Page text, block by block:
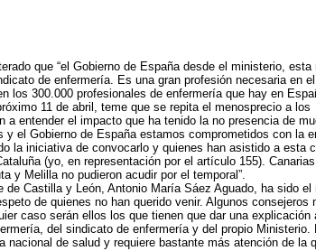
que “el Gobierno de España desde el ministerio, esta
de enfermería. Es una gran profesión necesaria en
los 300.000 profesionales de enfermería que hay en
11 de abril, teme que se repita el menosprecio a los
entender el impacto que ha tenido la no presencia de
el Gobierno de España estamos comprometidos con la
la iniciativa de convocarlo y quienes han asistido a esta
(yo, en representación por el artículo 155).
y Melilla no pudieron acudir por el temporal”.
Castilla y León, Antonio María Sáez Aguado, ha sido el
de quienes no han querido venir. Algunos consejeros
caso serán ellos los que tienen que dar una explicación
del sindicato de enfermería y del propio Ministerio.
de salud y requiere bastante más atención de la